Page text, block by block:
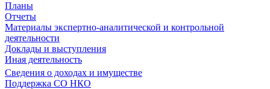
Планы
Отчеты
Материалы экспертно-аналитической и контрольной
деятельности
Доклады и выступления
Иная деятельность
Сведения о доходах и имуществе
Поддержка СО НКО